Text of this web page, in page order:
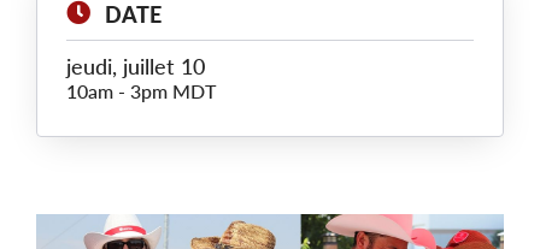
DATE
jeudi, juillet 10
10am - 3pm MDT